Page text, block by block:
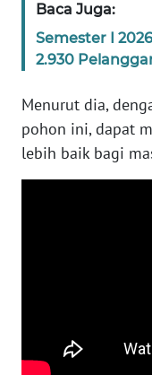
Baca Juga:
Semester I
2.930
Menurut dia,
pohon ini, dapat
lebih baik bagi
WN
PAPUA
PAPUA
RIAU
WN